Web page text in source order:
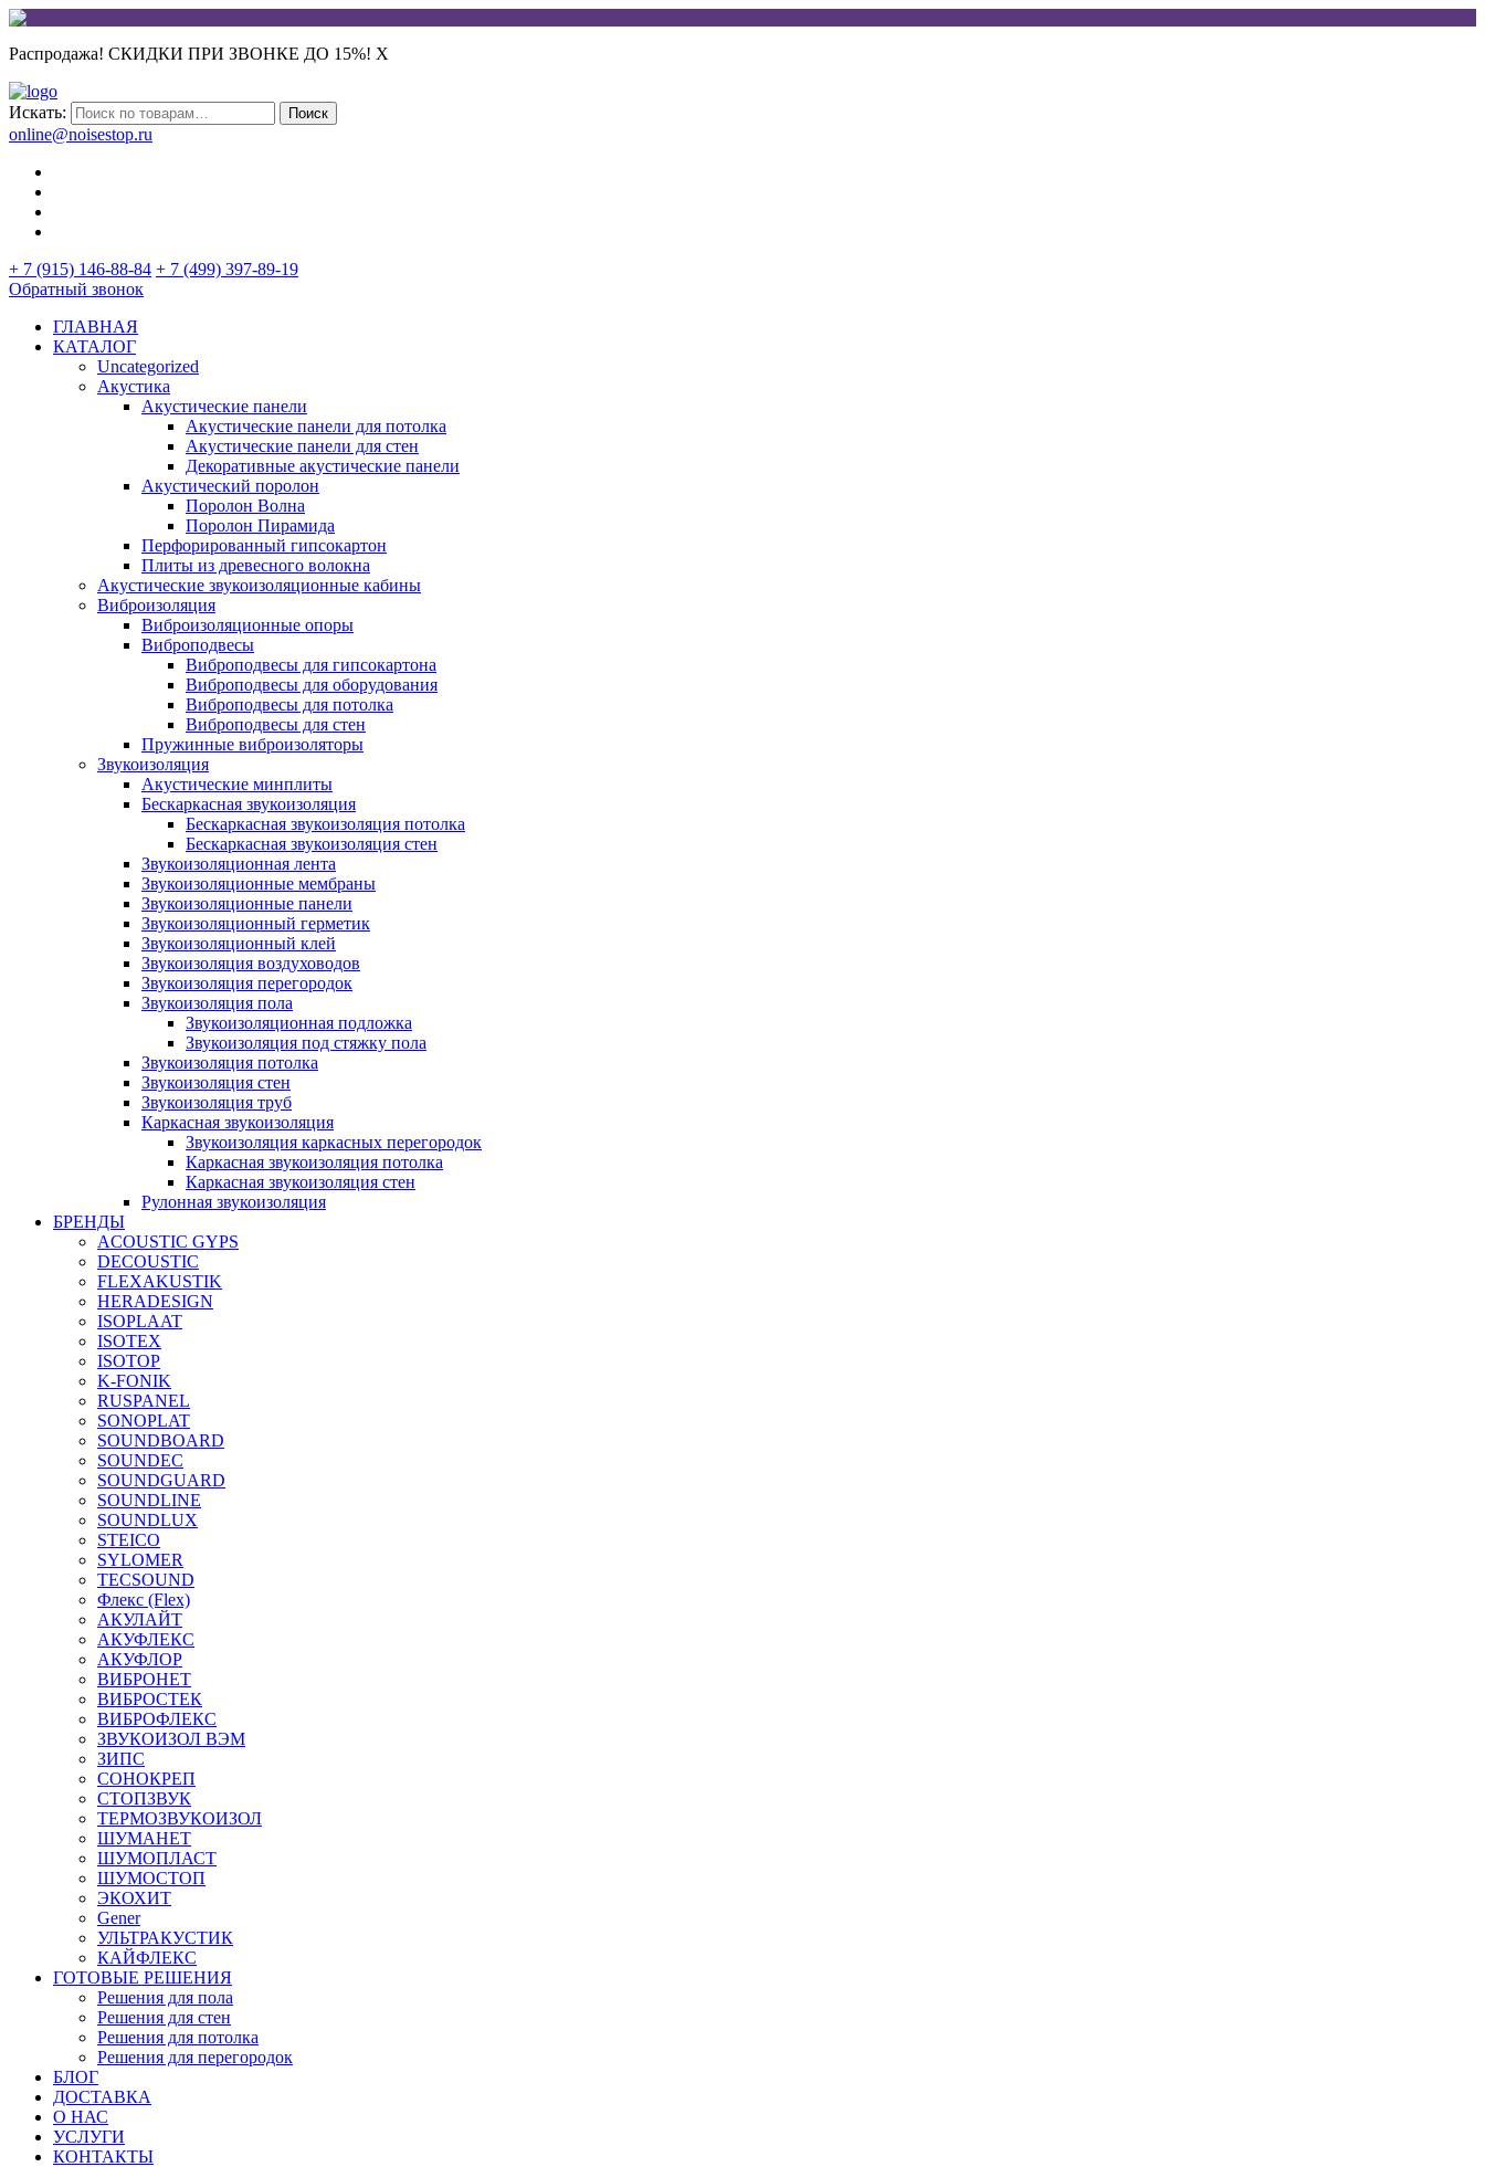
Распродажа! СКИДКИ ПРИ ЗВОНКЕ ДО 15%! X
Искать: Поиск
online@noisestop.ru
+ 7 (915) 146-88-84 + 7 (499) 397-89-19
Обратный звонок
ГЛАВНАЯ
КАТАЛОГ
Uncategorized
Акустика
Акустические панели
Акустические панели для потолка
Акустические панели для стен
Декоративные акустические панели
Акустический поролон
Поролон Волна
Поролон Пирамида
Перфорированный гипсокартон
Плиты из древесного волокна
Акустические звукоизоляционные кабины
Виброизоляция
Виброизоляционные опоры
Виброподвесы
Виброподвесы для гипсокартона
Виброподвесы для оборудования
Виброподвесы для потолка
Виброподвесы для стен
Пружинные виброизоляторы
Звукоизоляция
Акустические минплиты
Бескаркасная звукоизоляция
Бескаркасная звукоизоляция потолка
Бескаркасная звукоизоляция стен
Звукоизоляционная лента
Звукоизоляционные мембраны
Звукоизоляционные панели
Звукоизоляционный герметик
Звукоизоляционный клей
Звукоизоляция воздуховодов
Звукоизоляция перегородок
Звукоизоляция пола
Звукоизоляционная подложка
Звукоизоляция под стяжку пола
Звукоизоляция потолка
Звукоизоляция стен
Звукоизоляция труб
Каркасная звукоизоляция
Звукоизоляция каркасных перегородок
Каркасная звукоизоляция потолка
Каркасная звукоизоляция стен
Рулонная звукоизоляция
БРЕНДЫ
ACOUSTIC GYPS
DECOUSTIC
FLEXAKUSTIK
HERADESIGN
ISOPLAAT
ISOTEX
ISOTOP
K-FONIK
RUSPANEL
SONOPLAT
SOUNDBOARD
SOUNDEC
SOUNDGUARD
SOUNDLINE
SOUNDLUX
STEICO
SYLOMER
TECSOUND
Флекс (Flex)
АКУЛАЙТ
АКУФЛЕКС
АКУФЛОР
ВИБРОНЕТ
ВИБРОСТЕК
ВИБРОФЛЕКС
ЗВУКОИЗОЛ ВЭМ
ЗИПС
СОНОКРЕП
СТОПЗВУК
ТЕРМОЗВУКОИЗОЛ
ШУМАНЕТ
ШУМОПЛАСТ
ШУМОСТОП
ЭКОХИТ
Gener
УЛЬТРАКУСТИК
КАЙФЛЕКС
ГОТОВЫЕ РЕШЕНИЯ
Решения для пола
Решения для стен
Решения для потолка
Решения для перегородок
БЛОГ
ДОСТАВКА
О НАС
УСЛУГИ
КОНТАКТЫ